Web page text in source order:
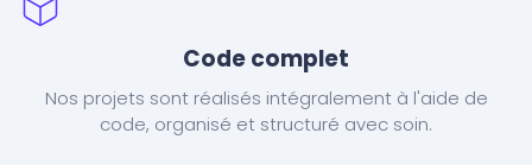
Code complet
Nos projets sont réalisés intégralement à l'aide de
code, organisé et structuré avec soin.